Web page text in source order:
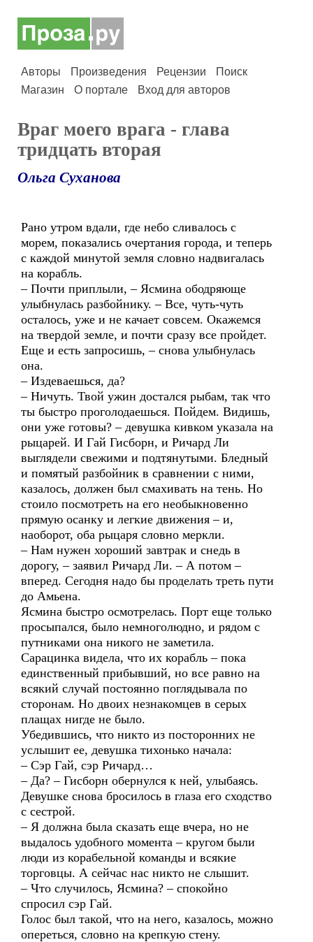
Авторы Произведения Рецензии
Поиск
Магазин
О портале Вход для авторов
Враг моего врага - глава
тридцать вторая
Ольга Суханова
Рано утром вдали, где небо сливалось с
морем, показались очертания города, и теперь
с каждой минутой земля словно надвигалась
на корабль.
– Почти приплыли, – Ясмина ободряюще
улыбнулась разбойнику. – Все, чуть-чуть
осталось, уже и не качает совсем. Окажемся
на твердой земле, и почти сразу все пройдет.
Еще и есть запросишь, – снова улыбнулась
она.
– Издеваешься, да?
– Ничуть. Твой ужин достался рыбам, так что
ты быстро проголодаешься. Пойдем. Видишь,
они уже готовы? – девушка кивком указала на
рыцарей. И Гай Гисборн, и Ричард Ли
выглядели свежими и подтянутыми. Бледный
и помятый разбойник в сравнении с ними,
казалось, должен был смахивать на тень. Но
стоило посмотреть на его необыкновенно
прямую осанку и легкие движения – и,
наоборот, оба рыцаря словно меркли.
– Нам нужен хороший завтрак и снедь в
дорогу, – заявил Ричард Ли. – А потом –
вперед. Сегодня надо бы проделать треть пути
до Амьена.
Ясмина быстро осмотрелась. Порт еще только
просыпался, было немноголюдно, и рядом с
путниками она никого не заметила.
Сарацинка видела, что их корабль – пока
единственный прибывший, но все равно на
всякий случай постоянно поглядывала по
сторонам. Но двоих незнакомцев в серых
плащах нигде не было.
Убедившись, что никто из посторонних не
услышит ее, девушка тихонько начала:
– Сэр Гай, сэр Ричард…
– Да? – Гисборн обернулся к ней, улыбаясь.
Девушке снова бросилось в глаза его сходство
с сестрой.
– Я должна была сказать еще вчера, но не
выдалось удобного момента – кругом были
люди из корабельной команды и всякие
торговцы. А сейчас нас никто не слышит.
– Что случилось, Ясмина? – спокойно
спросил сэр Гай.
Голос был такой, что на него, казалось, можно
опереться, словно на крепкую стену.